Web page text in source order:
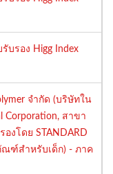
บรอง Higg Index
จำกัด (บริษัทใน
Corporation, สาขา
งโดย STANDARD
ณฑ์สำหรับเด็ก) - ภาค